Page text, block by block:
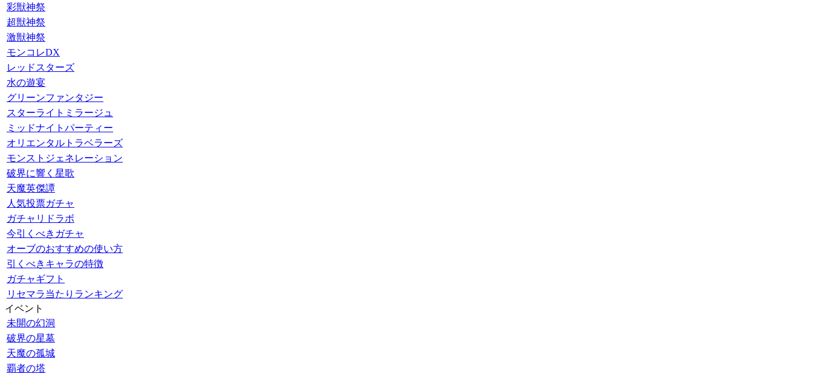
彩獣神祭
超獣神祭
激獣神祭
モンコレDX
レッドスターズ
水の遊宴
グリーンファンタジー
スターライトミラージュ
ミッドナイトパーティー
オリエンタルトラベラーズ
モンストジェネレーション
破界に響く星歌
天魔英傑譚
人気投票ガチャ
ガチャリドラボ
今引くべきガチャ
オーブのおすすめの使い方
引くべきキャラの特徴
ガチャギフト
リセマラ当たりランキング
イベント
未開の幻洞
破界の星墓
天魔の孤城
覇者の塔